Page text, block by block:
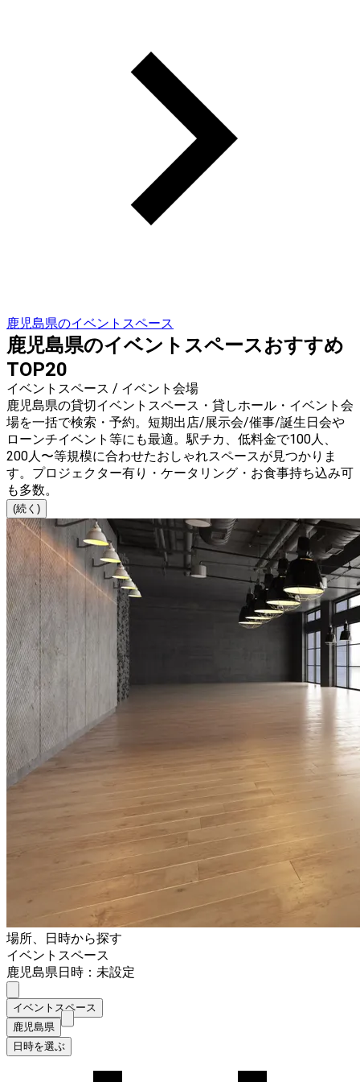
鹿児島県のイベントスペース
鹿児島県のイベントスペースおすすめ
TOP20
イベントスペース / イベント会場
鹿児島県の貸切イベントスペース・貸しホール・イベント会
場を一括で検索・予約。短期出店/展示会/催事/誕生日会や
ローンチイベント等にも最適。駅チカ、低料金で100人、
200人〜等規模に合わせたおしゃれスペースが見つかりま
す。プロジェクター有り・ケータリング・お食事持ち込み可
も多数。
(続く)
場所、日時から探す
イベントスペース
鹿児島県日時：未設定
イベントスペース
鹿児島県
日時を選ぶ